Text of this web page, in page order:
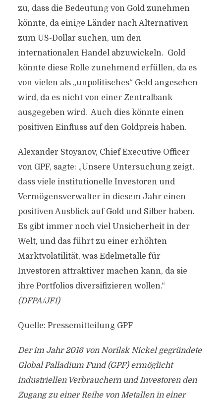
zu, dass die Bedeutung von Gold zunehmen
könnte, da einige Länder nach Alternativen
zum US-Dollar suchen, um den
internationalen Handel abzuwickeln. Gold
könnte diese Rolle zunehmend erfüllen, da es
von vielen als „unpolitisches“ Geld angesehen
wird, da es nicht von einer Zentralbank
ausgegeben wird. Auch dies könnte einen
positiven Einfluss auf den Goldpreis haben.
Alexander Stoyanov, Chief Executive Officer
von GPF, sagte: „Unsere Untersuchung zeigt,
dass viele institutionelle Investoren und
Vermögensverwalter in diesem Jahr einen
positiven Ausblick auf Gold und Silber haben.
Es gibt immer noch viel Unsicherheit in der
Welt, und das führt zu einer erhöhten
Marktvolatilität, was Edelmetalle für
Investoren attraktiver machen kann, da sie
ihre Portfolios diversifizieren wollen.“
(DFPA/JF1)
Quelle: Pressemitteilung GPF
Der im Jahr 2016 von Norilsk Nickel gegründete
Global Palladium Fund (GPF) ermöglicht
industriellen Verbrauchern und Investoren den
Zugang zu einer Reihe von Metallen in einer